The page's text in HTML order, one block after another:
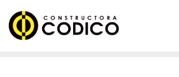
contenido